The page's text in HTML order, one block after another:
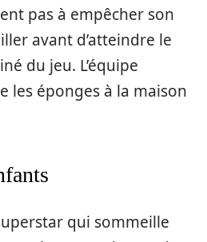
pas à empêcher son
avant d’atteindre le
du jeu. L’équipe
les éponges à la maison
qui sommeille